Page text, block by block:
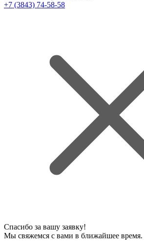
+7 (3843) 74-58-58
Спасибо за вашу заявку!
Мы свяжемся с вами в ближайшее время.